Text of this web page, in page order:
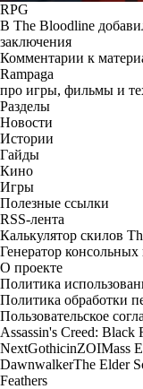
RPG
В The Bloodline
заключения
Комментарии к
Rampaga
про игры, фильмы и
Разделы
Новости
Истории
Гайды
Кино
Игры
Полезные ссылки
RSS-лента
Калькулятор скилов
Генератор
О проекте
Политика
Политика обработки
Пользовательское
Assassin's Creed: Black
NextGothicinZOIMass
DawnwalkerThe Elder
Feathers